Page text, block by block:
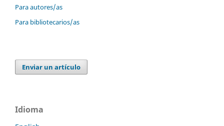
Para autores/as
Para bibliotecarios/as
Enviar un artículo
Idioma